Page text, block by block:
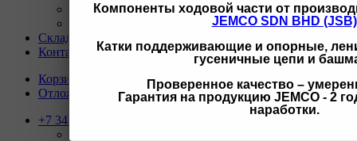
Компоненты ходовой части от
JEMCO SDN BHD (JSB)
Катки поддерживающие и опорные,
гусеничные цепи и
Проверенное качество –
Гарантия на продукцию JEMCO - 2
наработки.
Условия доставки
Склады
Контакты
Корзина
Отложенные
+7 343 247-83-62